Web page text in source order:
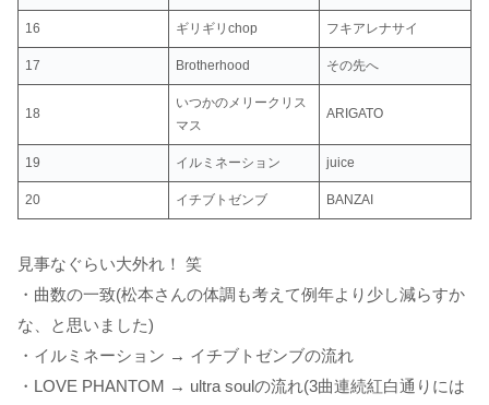
16 ギリギリchop フキアレナサイ
17 Brotherhood その先へ
18
いつかのメリークリス
マス
ARIGATO
19 イルミネーション juice
20 イチブトゼンブ BANZAI
見事なぐらい大外れ！ 笑
・曲数の一致(松本さんの体調も考えて例年より少し減らすか
な、と思いました)
・イルミネーション → イチブトゼンブの流れ
・LOVE PHANTOM → ultra soulの流れ(3曲連続紅白通りには